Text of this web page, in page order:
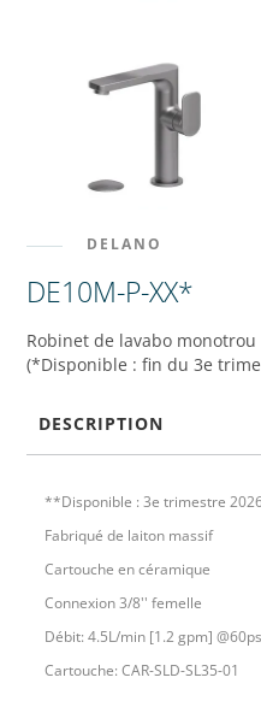
DELANO
DE10M-P-XX*
Robinet de lavabo
(*Disponible : fin du 3e
DESCRIPTION
**Disponible : 3e trimestre
Fabriqué de laiton massif
Cartouche en céramique
Connexion 3/8'' femelle
Débit: 4.5L/min [1.2 gpm]
Cartouche: CAR-SLD-SL35-01